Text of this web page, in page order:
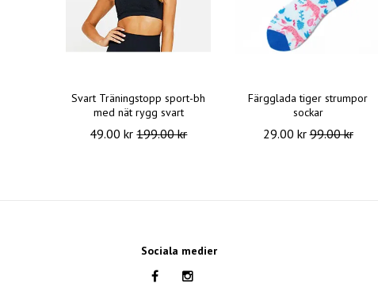
Svart Träningstopp sport-bh
med nät rygg svart
49.00 kr199.00 kr
Färgglada tiger strumpor
sockar
29.00 kr99.00 kr
Sociala medier